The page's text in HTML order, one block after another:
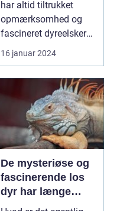
har altid tiltrukket
opmærksomhed og
fascineret dyreelskere
og forskere. I d...
16 januar 2024
De mysteriøse og
fascinerende los
dyr har længe
været et emne af